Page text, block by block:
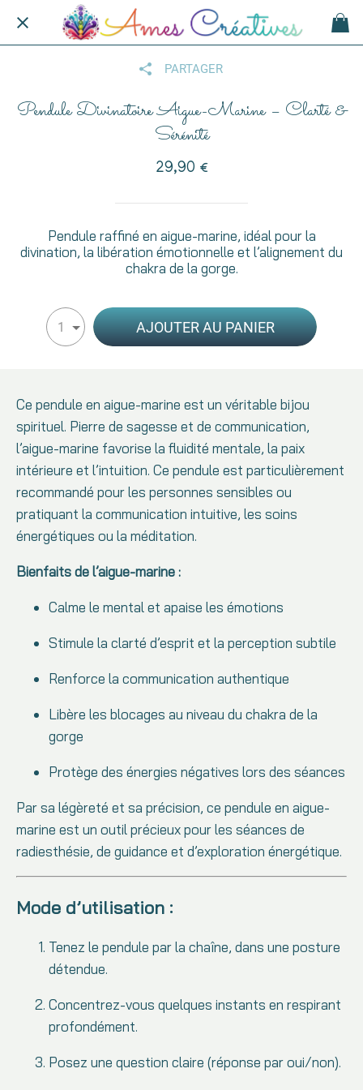
PARTAGER
Pendule Divinatoire Aigue-Marine – Clarté &
Sérénité
29,90 €
Pendule raffiné en aigue-marine, idéal pour la
divination, la libération émotionnelle et l’alignement du
chakra de la gorge.
1 AJOUTER AU PANIER
Ce pendule en aigue-marine est un véritable bijou
spirituel. Pierre de sagesse et de communication,
l’aigue-marine favorise la fluidité mentale, la paix
intérieure et l’intuition. Ce pendule est particulièrement
recommandé pour les personnes sensibles ou
pratiquant la communication intuitive, les soins
énergétiques ou la méditation.
Bienfaits de l’aigue-marine :
Calme le mental et apaise les émotions
Stimule la clarté d’esprit et la perception subtile
Renforce la communication authentique
Libère les blocages au niveau du chakra de la
gorge
Protège des énergies négatives lors des séances
Par sa légèreté et sa précision, ce pendule en aigue-
marine est un outil précieux pour les séances de
radiesthésie, de guidance et d’exploration énergétique.
Mode d’utilisation :
Tenez le pendule par la chaîne, dans une posture
détendue.
Concentrez-vous quelques instants en respirant
profondément.
Posez une question claire (réponse par oui/non).